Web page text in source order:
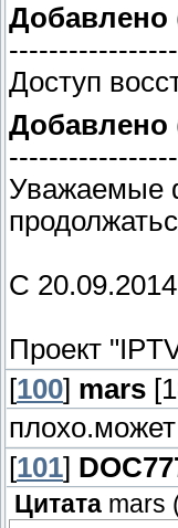
Добавлено
Доступ
Добавлено
Уважаемые
С
Проект
[100] mars
[101]
Цитата mars